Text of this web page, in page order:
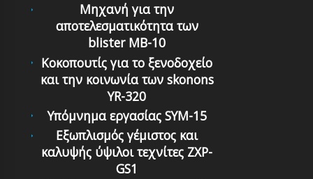
Μηχανή για την
αποτελεσματικότητα των
blister MB-10
Κοκοπουτίς για το ξενοδοχείο
και την κοινωνία των skonons
YR-320
Υπόμνημα εργασίας SYM-15
Εξωπλισμός γέμιστος και
καλυψής ύψιλοι τεχνίτες ZXP-
GS1